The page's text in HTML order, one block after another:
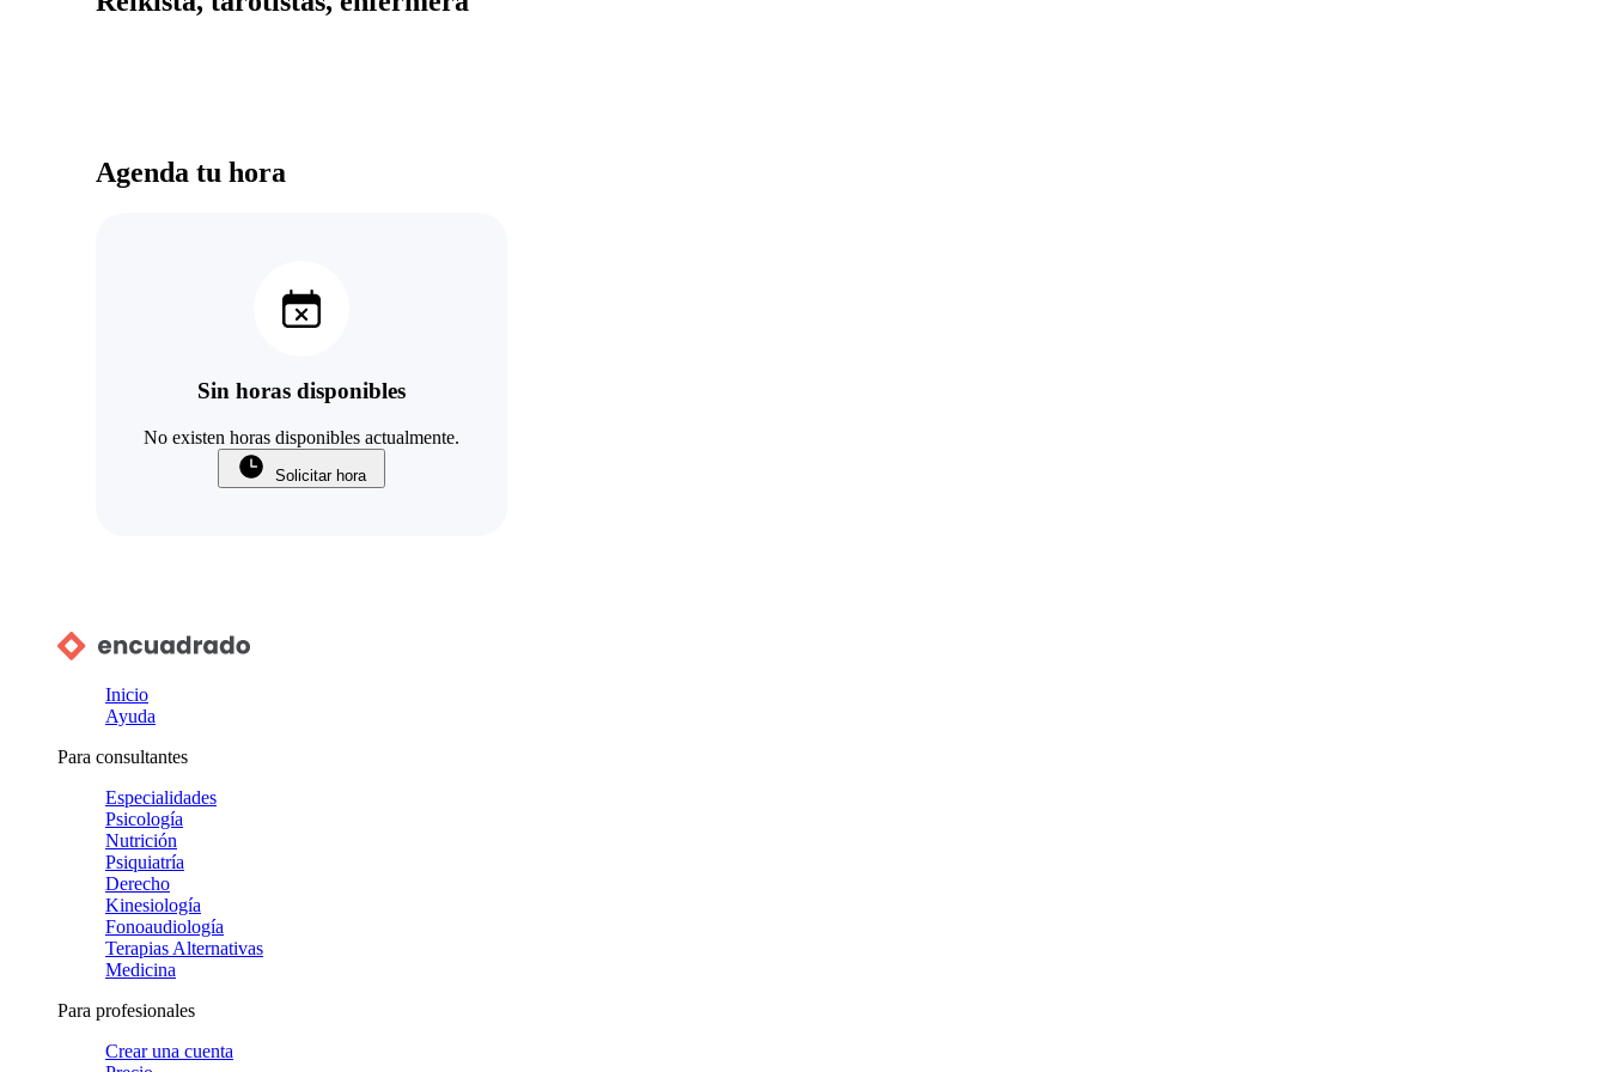
Agenda tu hora
Sin horas disponibles
No existen horas disponibles actualmente.
Solicitar hora
Inicio
Ayuda
Para consultantes
Especialidades
Psicología
Nutrición
Psiquiatría
Derecho
Kinesiología
Fonoaudiología
Terapias Alternativas
Medicina
Para profesionales
Crear una cuenta